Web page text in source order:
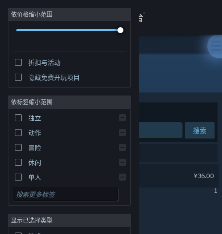
登录
关于
客服
依价格缩小范围
折扣与活动
隐藏免费开玩项目
依标签缩小范围
独立
动作
冒险
休闲
单人
模拟
角色扮演
策略
显示已选择类型
所有产品
搜索
¥36.00
显示第 1 - 1 个，共 1 个 1